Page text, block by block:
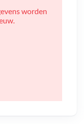
worden